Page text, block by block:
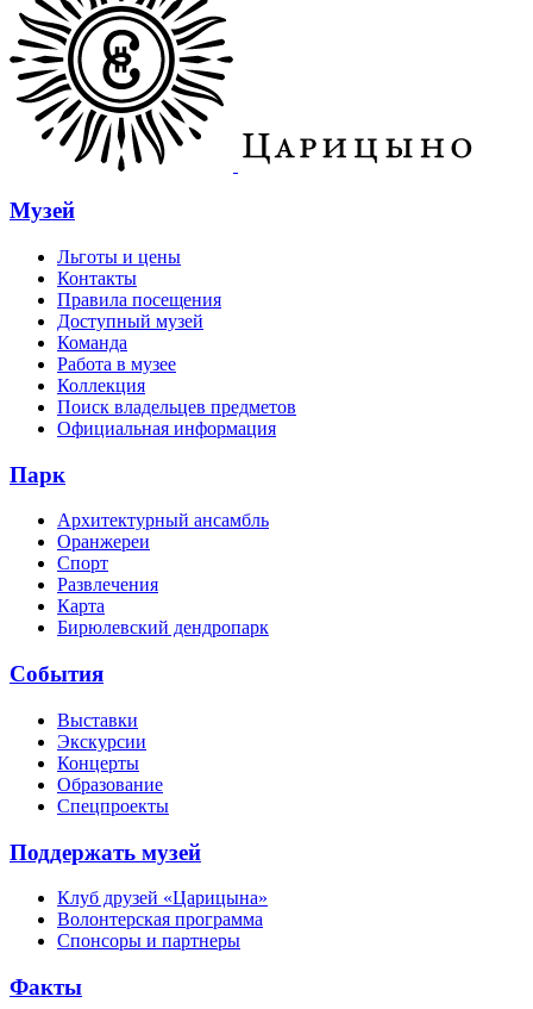
Музей
Льготы и цены
Контакты
Правила посещения
Доступный музей
Команда
Работа в музее
Коллекция
Поиск владельцев предметов
Официальная информация
Парк
Архитектурный ансамбль
Оранжереи
Спорт
Развлечения
Карта
Бирюлевский дендропарк
События
Выставки
Экскурсии
Концерты
Образование
Спецпроекты
Поддержать музей
Клуб друзей «Царицына»
Волонтерская программа
Спонсоры и партнеры
Факты